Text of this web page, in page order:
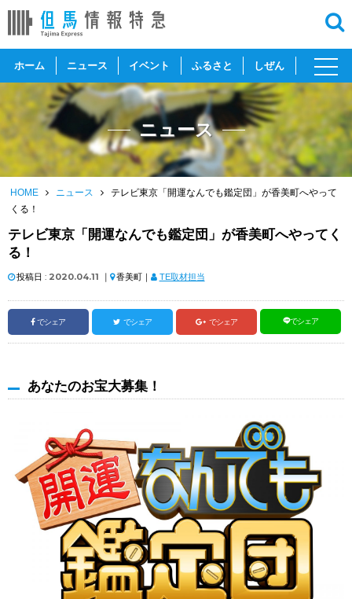
ホーム ニュース イベント ふるさと しぜん
toggle
ニュース
HOME ニュース
テレビ東京「開運なんでも鑑定団」が香美町へやって
くる！
テレビ東京「開運なんでも鑑定団」が香美町へやってく
る！
投稿日 : 2020.04.11 ｜ 香美町｜ TE取材担当
でシェア でシェア でシェア でシェア
あなたのお宝大募集！